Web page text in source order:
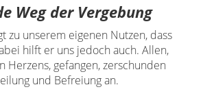
Weg der Vergebung
zu unserem eigenen Nutzen, dass
hilft er uns jedoch auch. Allen,
Herzens, gefangen, zerschunden
und Befreiung an.